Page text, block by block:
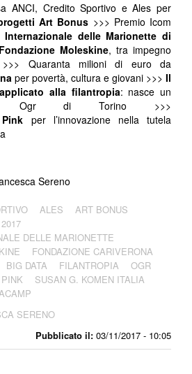
Pubblicato il: 03/11/2017 - 10:05
ANCI, Credito Sportivo e Ales per
Art Bonus >>> Premio Icom
Internazionale delle Marionette di
Fondazione Moleskine, tra impegno
Quaranta milioni di euro da
per povertà, cultura e giovani >>> Il
alla filantropia: nasce un
Ogr di Torino >>>
per l’innovazione nella tutela
Sereno
ALES
ART BONUS
DELLE MARIONETTE
FONDAZIONE CARIVERONA
BIG DATA FILANTROPIA
OGR
SUSAN G. KOMEN ITALIA
SERENO